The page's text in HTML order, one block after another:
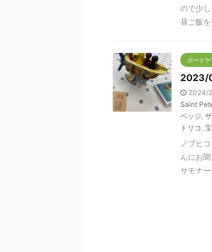
ので少
昼ご飯
ボードゲ
2023/
2024/
Saint
ベッジ,
トリコ ,
ノブヒ
んにお
サモナ